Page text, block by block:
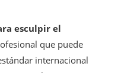
esculpir el
que puede
internacional